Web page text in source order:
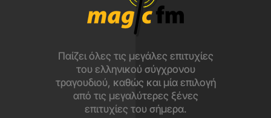
Παίζει όλες τις μεγάλες επιτυχίες
του ελληνικού σύγχρονου
τραγουδιού, καθώς και μία επιλογή
από τις μεγαλύτερες ξένες
επιτυχίες του σήμερα.